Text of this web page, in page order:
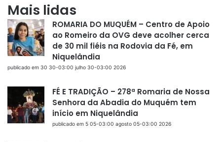
Mais lidas
ROMARIA DO MUQUÉM – Centro de Apoio
ao Romeiro da OVG deve acolher cerca
de 30 mil fiéis na Rodovia da Fé, em
Niquelândia
publicado em 30 30-03:00 julho 30-03:00 2026
FÉ E TRADIÇÃO – 278ª Romaria de Nossa
Senhora da Abadia do Muquém tem
início em Niquelândia
publicado em 5 05-03:00 agosto 05-03:00 2026